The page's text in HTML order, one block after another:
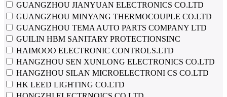
GUANGZHOU JIANYUAN ELECTRONICS CO.LTD
GUANGZHOU MINYANG THERMOCOUPLE CO.LTD
GUANGZHOU TEMA AUTO PARTS COMPANY LTD
GUILIN HBM SANITARY PROTECTIONSINC
HAIMOOO ELECTRONIC CONTROLS.LTD
HANGZHOU SEN XUNLONG ELECTRONICS CO.LTD
HANGZHOU SILAN MICROELECTRONI CS CO.LTD
HK LEED LIGHTING CO.LTD